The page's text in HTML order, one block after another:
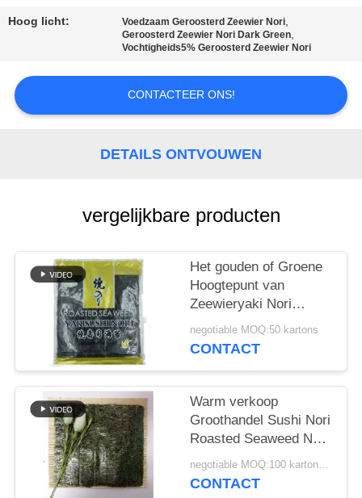
NIEUWS
GEVALLEN
VRAAG
SITEMAP
PRIVACYBELEID
Hoog licht: Voedzaam Geroosterd Zeewier Nori,
Geroosterd Zeewier Nori Dark Green,
Vochtigheids5% Geroosterd Zeewier Nori
CONTACTEER ONS!
DETAILS ONTVOUWEN
vergelijkbare producten
Het gouden of Groene
Hoogtepunt van
Zeewieryaki Nori
100pcs - grootte
19x21cm
negotiable MOQ:50 kartons
CONTACT
Warm verkoop
Groothandel Sushi Nori
Roasted Seaweed Nori
Sheets
negotiable MOQ:100 kartonnen
CONTACT